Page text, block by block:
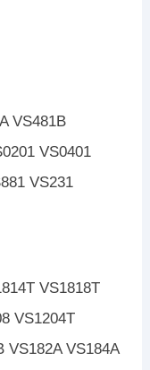
VS481B
VS0401
VS231
VS1818T
VS1204T
VS182A VS184A